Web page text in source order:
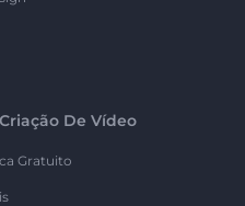
De Vídeo
Gratuito